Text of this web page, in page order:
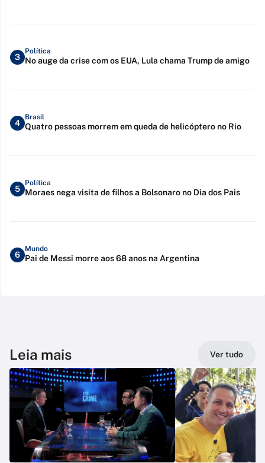
3
Política
No auge da crise com os EUA, Lula chama Trump de amigo
4
Brasil
Quatro pessoas morrem em queda de helicóptero no Rio
5
Política
Moraes nega visita de filhos a Bolsonaro no Dia dos Pais
6
Mundo
Pai de Messi morre aos 68 anos na Argentina
Leia mais Ver tudo